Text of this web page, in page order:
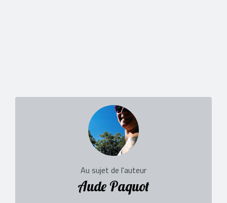
Au sujet de l'auteur
Aude Paquot